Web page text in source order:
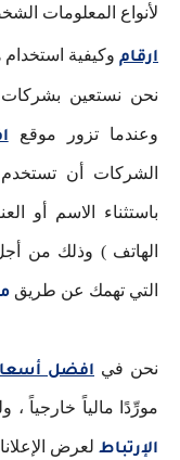
لأنواع المعلومات
ارقام وكيفية
نحن نستعين
وعندما تزور موقع
الشركات أن
باستثناء الاسم أو
الهاتف ) وذلك من
التي تهمك عن طريق
نحن في افضل
مورِّدًا مالياً خارجياً
الإرتباط لعرض